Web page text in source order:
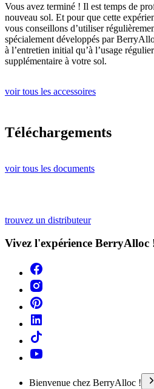
Vous avez terminé ! Il est temps de
nouveau sol. Et pour que cette
vous conseillons d’utiliser
spécialement développés par
à l’entretien initial qu’à l’usage
supplémentaire à votre sol.
voir tous les accessoires
Téléchargements
voir tous les documents
trouvez un distributeur
Vivez l'expérience BerryAlloc
Bienvenue chez BerryAlloc !